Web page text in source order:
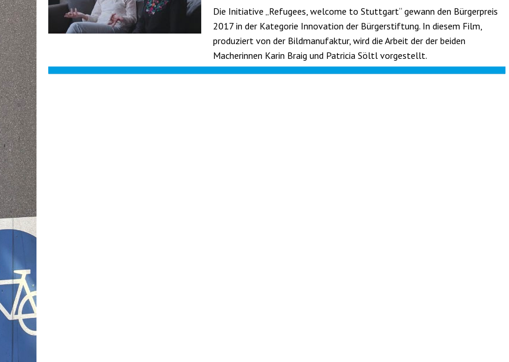
Die Initiative „Refugees, welcome to Stuttgart“ gewann den Bürgerpreis
2017 in der Kategorie Innovation der Bürgerstiftung. In diesem Film,
produziert von der Bildmanufaktur, wird die Arbeit der der beiden
Macherinnen Karin Braig und Patricia Söltl vorgestellt.